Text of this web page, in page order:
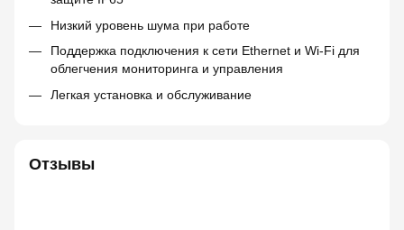
Низкий уровень шума при работе
Поддержка подключения к сети Ethernet и Wi-Fi для
облегчения мониторинга и управления
Легкая установка и обслуживание
Отзывы